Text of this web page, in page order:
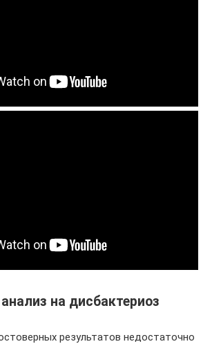
на дисбактериоз
результатов недостаточно